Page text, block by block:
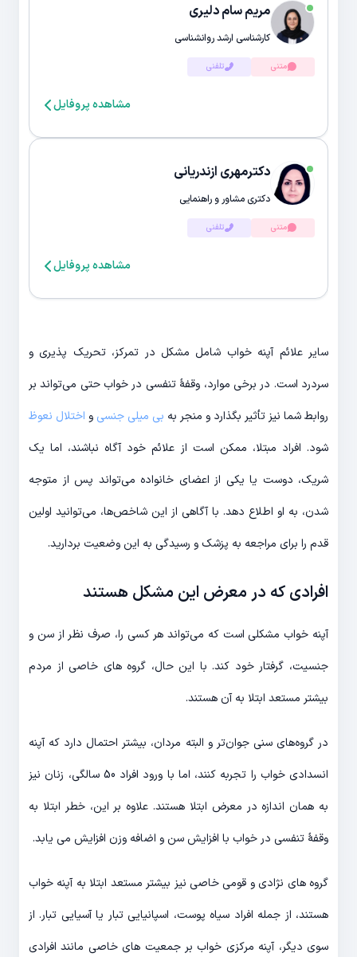
مریم سام دلیری
کارشناسی ارشد روانشناسی
متنی تلفنی
مشاهده پروفایل
دکترمهری ازندریانی
دکتری مشاور و راهنمایی
متنی تلفنی
مشاهده پروفایل
سایر علائم آپنه خواب شامل مشکل در تمرکز، تحریک پذیری و
سردرد است. در برخی موارد، وقفهٔ تنفسی در خواب حتی می‌تواند بر
روابط شما نیز تأثیر بگذارد و منجر به بی میلی جنسی و اختلال نعوظ
شود. افراد مبتلا، ممکن است از علائم خود آگاه نباشند، اما یک
شریک، دوست یا یکی از اعضای خانواده می‌تواند پس از متوجه
شدن، به او اطلاع دهد. با آگاهی از این شاخص‌ها، می‌توانید اولین
قدم را برای مراجعه به پزشک و رسیدگی به این وضعیت بردارید.
افرادی که در معرض این مشکل هستند
آپنه خواب مشکلی است که می‌تواند هر کسی را، صرف نظر از سن و
جنسیت، گرفتار خود کند. با این حال، گروه های خاصی از مردم
بیشتر مستعد ابتلا به آن هستند.
در گروه‌های سنی جوان‌تر و البته مردان، بیشتر احتمال دارد که آپنه
انسدادی خواب را تجربه کنند، اما با ورود افراد 50 سالگی، زنان نیز
به همان اندازه در معرض ابتلا هستند. علاوه بر این، خطر ابتلا به
وقفهٔ تنفسی در خواب با افزایش سن و اضافه وزن افزایش می یابد.
گروه های نژادی و قومی خاصی نیز بیشتر مستعد ابتلا به آپنه خواب
هستند، از جمله افراد سیاه پوست، اسپانیایی تبار یا آسیایی تبار. از
سوی دیگر، آپنه مرکزی خواب بر جمعیت های خاصی مانند افرادی